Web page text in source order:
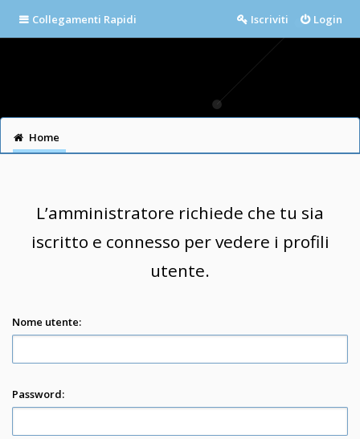
Collegamenti Rapidi Login
Iscriviti
Home
L’amministratore richiede che tu sia
iscritto e connesso per vedere i profili
utente.
Nome utente:
Password: